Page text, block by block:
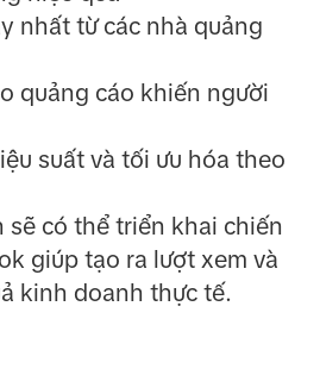
nhất từ các nhà quảng
quảng cáo khiến người
suất và tối ưu hóa theo
sẽ có thể triển khai chiến
giúp tạo ra lượt xem và
kinh doanh thực tế.